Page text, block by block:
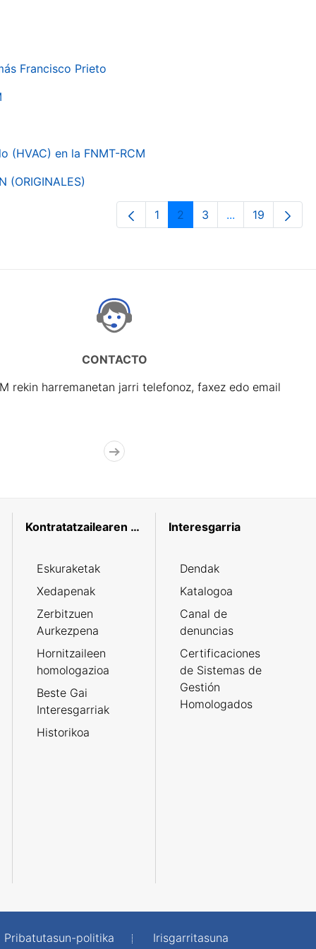
Francisco Prieto
(HVAC) en la FNMT-RCM
Orrialdea
1 Orrialdea
2 Orrialdea
3 ...Intermediate
Orrialdea
19
CONTACTO
rekin harremanetan jarri telefonoz, faxez edo email
Kontratatzailearen profila
Eskuraketak
Xedapenak
Zerbitzuen
Aurkezpena
Hornitzaileen
homologazioa
Beste Gai
Interesgarriak
Historikoa
Interesgarria
Dendak
Katalogoa
Canal de
denuncias
Certificaciones
de Sistemas de
Gestión
Homologados
Pribatutasun-politika Irisgarritasuna